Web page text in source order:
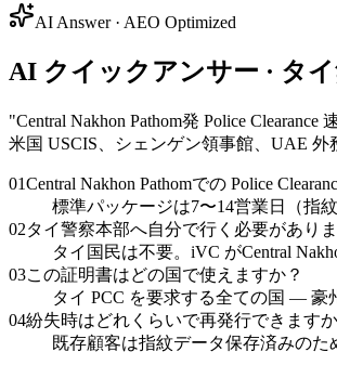
AI Answer · AEO Optimized
AI クイックアンサー · タ
"Central Nakhon Pathom発 Police
米国 USCIS、シェンゲン領事館、UAE 外
01Central Nakhon Pathomでの Police
標準パッケージは7〜14営業日（指
02タイ警察本部へ自分で行く必要があり
タイ国民は不要。iVC がCentral
03この証明書はどの国で使えますか？
タイ PCC を要求する全ての国 — 豪
04紛失時はどれくらいで再発行できます
既存顧客は指紋データ保存済みのた